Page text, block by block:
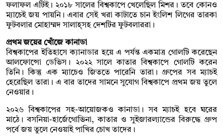
ফলাফল এটিই। ২০১৮ সালের বিশ্বকাপে খেলেছিল মিশর। তবে কোনও
ম্যাচেই জয় পায়নি। এবার সেই খরা কাটাতে চান ইংলিশ লিগের তারকা
ফুটবলার মোহাম্মদ সালাহ্‌সহ দেশটির ফুটবলাররা।
প্রথম জয়ের খোঁজে কানাডা
বিশ্বকাপের ইতিহাসে ক্যানাডার হয়ে এ পর্যন্ত একমাত্র গোলটি করেছেন
আলফোন্সো ডেভিস। ২০২২ সালে কাতার বিশ্বকাপে গোলটি করেন
তিনি। কিন্তু এক ম্যাচেও জিততে পারেনি তারা। গ্রুপের সব ম্যাচই
হেরেছিল তারা। এ বার তাদের সামনে সুযোগ বিশ্বকাপে প্রথম জয় তুলে
নেওয়ার।
২০২৬ বিশ্বকাপের সহ-আয়োজকও কানাডা। সব ম্যাচই হবে ঘরের
মাঠে। বসনিয়া-হার্জেগোভিনা, কাতার ও সুইজারল্যান্ডের বিরুদ্ধে গ্রুপ
পর্বে জয় তুলে নেওয়াই পাখির চোখ তাদের।